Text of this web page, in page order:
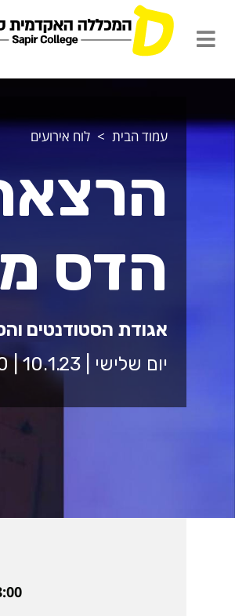
עמוד הבית לוח אירועים
הדס
אגודת הסטודנטים
יום שלישי | 10.1.23 | 18:00 | אודיטוריום ע"ש הלמסלי 5001
18:00 -